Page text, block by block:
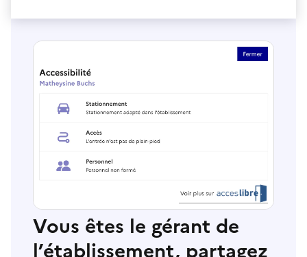
Vous êtes le gérant de
l’établissement, partagez